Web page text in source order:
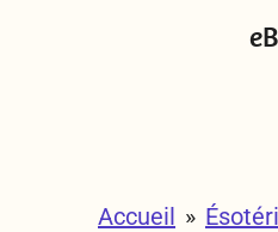
Accueil »